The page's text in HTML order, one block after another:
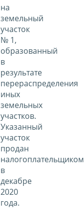
на
земельный
участок
№ 1,
образованный
в
результате
перераспределения
иных
земельных
участков.
Указанный
участок
продан
налогоплательщиком
в
декабре
2020
года.